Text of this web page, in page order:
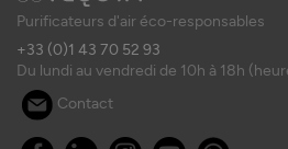
Purificateurs d'air éco-responsables
+33 (0)1 43 70 52 93
Du lundi au vendredi de 10h à 18h
Contact